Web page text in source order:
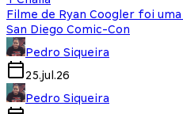
Filme de Ryan Coogler foi
San Diego Comic-Con
Pedro Siqueira
25.jul.26
Pedro Siqueira